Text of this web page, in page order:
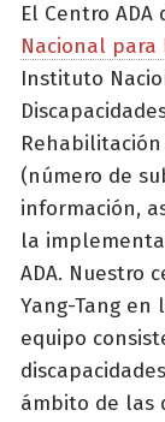
El Centro
Nacional para
Instituto
Rehabilitación
(número de
información,
la
ADA. Nuestro
Yang-Tang en
equipo
ámbito de las